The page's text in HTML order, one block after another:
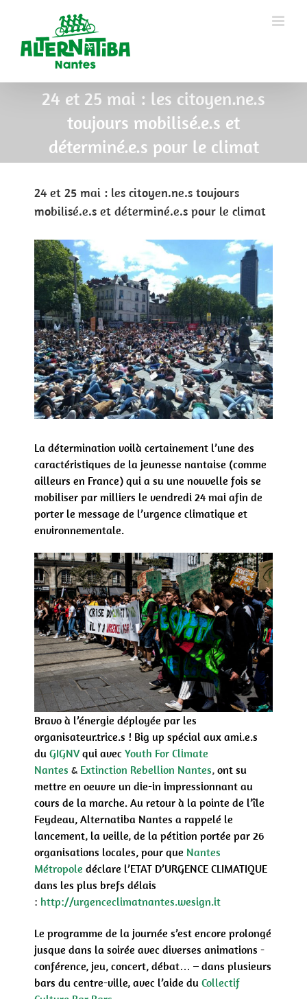
24 et 25 mai : les citoyen.ne.s
toujours mobilisé.e.s et
déterminé.e.s pour le climat
24 et 25 mai : les citoyen.ne.s toujours
mobilisé.e.s et déterminé.e.s pour le climat
View
Larger
Image
La détermination voilà certainement l’une des
caractéristiques de la jeunesse nantaise (comme
ailleurs en France) qui a su une nouvelle fois se
mobiliser par milliers le vendredi 24 mai afin de
porter le message de l’urgence climatique et
environnementale.
Bravo à l’énergie déployée par les
organisateur.trice.s ! Big up spécial aux ami.e.s
du GIGNV qui avec Youth For Climate
Nantes & Extinction Rebellion Nantes, ont su
mettre en oeuvre un die-in impressionnant au
cours de la marche. Au retour à la pointe de l’île
Feydeau, Alternatiba Nantes a rappelé le
lancement, la veille, de la pétition portée par 26
organisations locales, pour que Nantes
Métropole déclare l’ETAT D’URGENCE CLIMATIQUE
dans les plus brefs délais
: http://urgenceclimatnantes.wesign.it
Le programme de la journée s’est encore prolongé
jusque dans la soirée avec diverses animations -
conférence, jeu, concert, débat… – dans plusieurs
bars du centre-ville, avec l’aide du Collectif